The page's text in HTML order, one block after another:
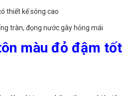
thiết kế sóng cao
tràn, đọng nước gây hỏng mái
màu đỏ đậm tốt